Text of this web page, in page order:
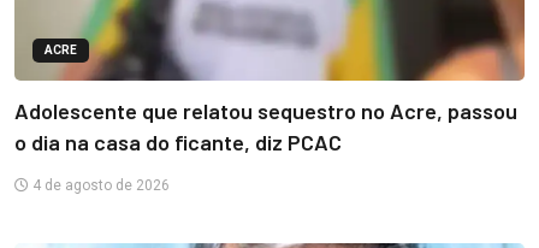
ACRE
Adolescente que relatou sequestro no Acre, passou
o dia na casa do ficante, diz PCAC
4 de agosto de 2026